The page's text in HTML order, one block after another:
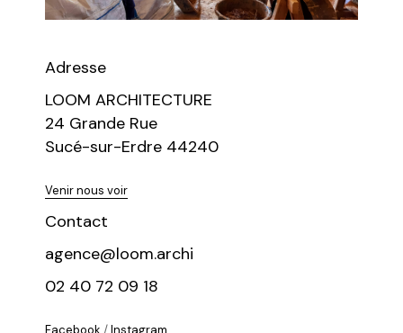
Adresse
LOOM ARCHITECTURE
24 Grande Rue
Sucé-sur-Erdre 44240
Venir nous voir
Contact
agence@loom.archi
02 40 72 09 18
Facebook /Instagram